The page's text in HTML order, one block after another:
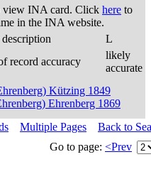
view INA card. Click here to
in the INA website.
L
record accuracy
likely
accurate
Kützing 1849
Ehrenberg 1869
Multiple Pages
Back to
Go to page: <Prev